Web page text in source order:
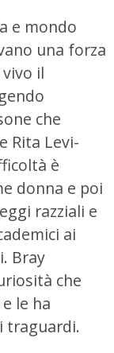
e mondo
una forza
il
che
Rita Levi-
è
donna e poi
razziali e
ai
Bray
che
le ha
traguardi.